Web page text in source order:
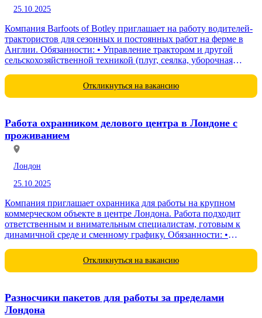
25.10.2025
Компания Barfoots of Botley приглашает на работу водителей-
трактористов для сезонных и постоянных работ на ферме в
Англии. Обязанности: • Управление трактором и другой
сельскохозяйственной техникой (плуг, сеялка, уборочная
Откликнуться на вакансию
Работа охранником делового центра в Лондоне с
проживанием
Лондон
25.10.2025
Компания приглашает охранника для работы на крупном
коммерческом объекте в центре Лондона. Работа подходит
ответственным и внимательным специалистам, готовым к
динамичной среде и сменному графику. Обязанности: •
Откликнуться на вакансию
Разносчики пакетов для работы за пределами
Лондона